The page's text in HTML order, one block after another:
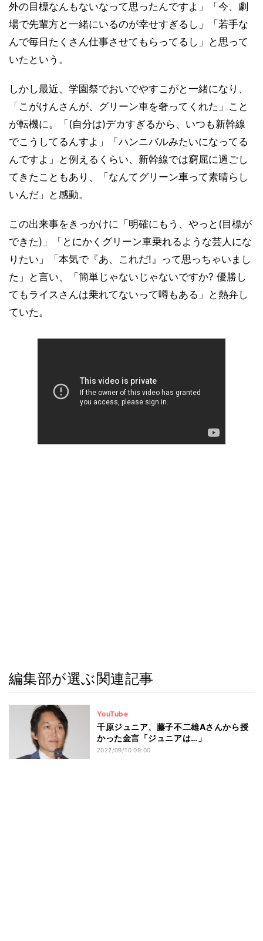
外の目標なんもないなって思ったんですよ」「今、劇
場で先輩方と一緒にいるのが幸せすぎるし」「若手な
んで毎日たくさん仕事させてもらってるし」と思って
いたという。
しかし最近、学園祭でおいでやすこがと一緒になり、
「こがけんさんが、グリーン車を奢ってくれた」こと
が転機に。「(自分は)デカすぎるから、いつも新幹線
でこうしてるんすよ」「ハンニバルみたいになってる
んですよ」と例えるくらい、新幹線では窮屈に過ごし
てきたこともあり、「なんてグリーン車って素晴らし
いんだ」と感動。
この出来事をきっかけに「明確にもう、やっと(目標が
できた)」「とにかくグリーン車乗れるような芸人にな
りたい」「本気で『あ、これだ!』って思っちゃいまし
た」と言い、「簡単じゃないじゃないですか? 優勝し
てもライスさんは乗れてないって噂もある」と熱弁し
ていた。
編集部が選ぶ関連記事
YouTube
千原ジュニア、藤子不二雄Aさんから授
かった金言「ジュニアは…」
2022/09/10 09:00